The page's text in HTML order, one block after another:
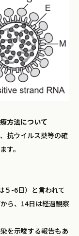
方法について
抗ウイルス薬等の確
す。
５-6日）と言われて
ら、14日は経過観察
を示唆する報告もあ